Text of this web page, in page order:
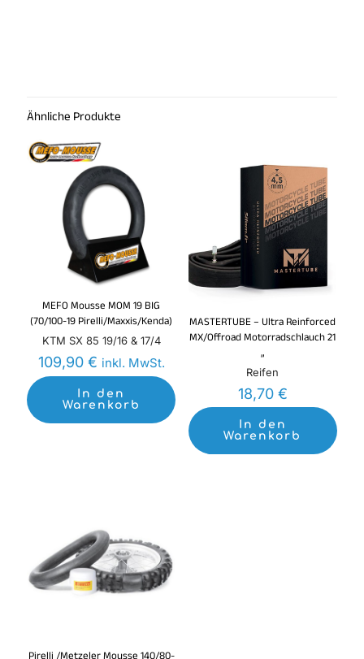
Ähnliche Produkte
MEFO Mousse MOM 19 BIG
(70/100-19 Pirelli/Maxxis/Kenda)
KTM SX 85 19/16 & 17/4
109,90 € inkl. MwSt.
In den
Warenkorb
MASTERTUBE – Ultra Reinforced
MX/Offroad Motorradschlauch 21
„
Reifen
18,70 €
In den
Warenkorb